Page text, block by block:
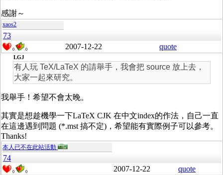
感謝～
xaos2
73
0 0 2007-12-22 quote
LGJ
有人玩 TeX/LaTeX 的請舉手，我會把 source 放上去，
大家一起來研究。
我舉手！希望不會太晚。
其實是想趁機學一下LaTeX CJK 在中文index的作法，自己一直
在這邊遇到問題 (*.mst 搞不定)，希望能有實際例子可以參考。
Thanks!
本人已不在此站活動
74
0 0 2007-12-22 quote